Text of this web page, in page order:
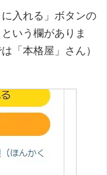
入れる」ボタンの
いう欄がありま
「本格屋」さん）